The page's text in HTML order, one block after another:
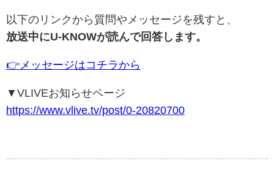
以下のリンクから質問やメッセージを残すと、
放送中にU-KNOWが読んで回答します。
👉メッセージはコチラから
▼VLIVEお知らせページ
https://www.vlive.tv/post/0-20820700